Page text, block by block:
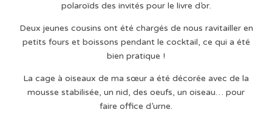
polaroïds des invités pour le livre d’or.
Deux jeunes cousins ont été chargés de nous ravitailler en
petits fours et boissons pendant le cocktail, ce qui a été
bien pratique !
La cage à oiseaux de ma sœur a été décorée avec de la
mousse stabilisée, un nid, des oeufs, un oiseau… pour
faire office d’urne.